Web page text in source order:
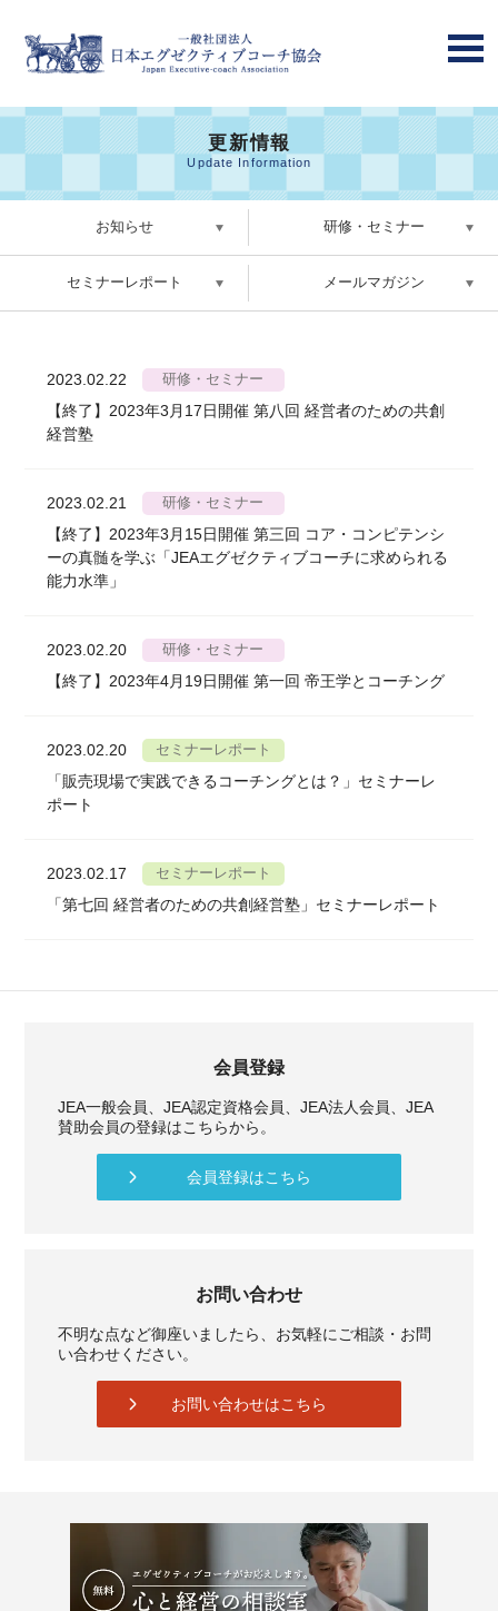
更新情報
Update Information
お知らせ 研修・セミナー
セミナーレポート メールマガジン
2023.02.22 研修・セミナー
【終了】2023年3月17日開催 第八回 経営者のための共創
経営塾
2023.02.21 研修・セミナー
【終了】2023年3月15日開催 第三回 コア・コンピテンシ
ーの真髄を学ぶ「JEAエグゼクティブコーチに求められる
能力水準」
2023.02.20 研修・セミナー
【終了】2023年4月19日開催 第一回 帝王学とコーチング
2023.02.20 セミナーレポート
「販売現場で実践できるコーチングとは？」セミナーレ
ポート
2023.02.17 セミナーレポート
「第七回 経営者のための共創経営塾」セミナーレポート
会員登録
JEA一般会員、JEA認定資格会員、JEA法人会員、JEA
賛助会員の登録はこちらから。
会員登録はこちら
お問い合わせ
不明な点など御座いましたら、お気軽にご相談・お問
い合わせください。
お問い合わせはこちら